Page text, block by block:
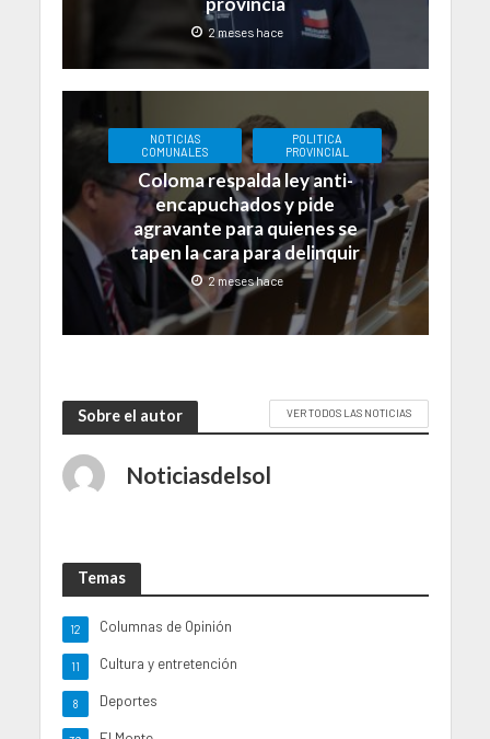
2 meses hace
NOTICIAS
COMUNALES
POLITICA
PROVINCIAL
Coloma respalda ley anti-
encapuchados y pide
agravante para quienes se
tapen la cara para delinquir
2 meses hace
Sobre el autor VER TODOS LAS NOTICIAS
Noticiasdelsol
Temas
Columnas de Opinión
12
Cultura y entretención
11
Deportes
8